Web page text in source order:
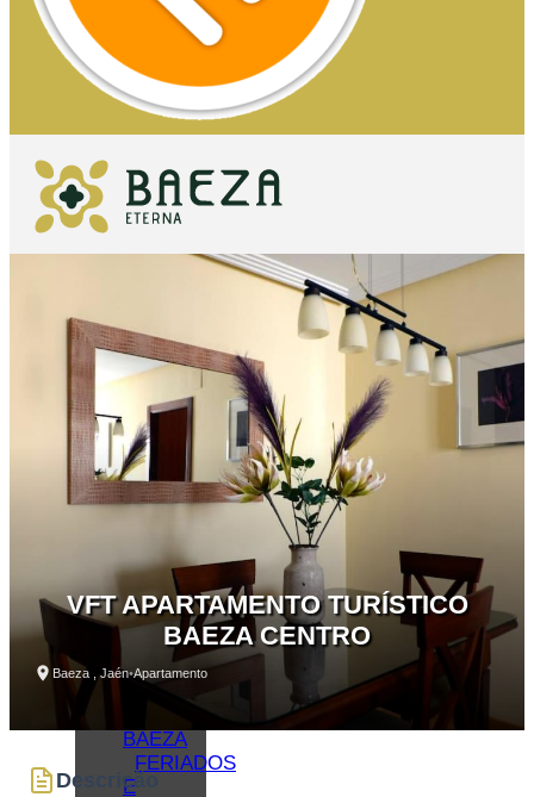
IMPRESCINDÍVEIS
O QUE
VER –
MONUMENTOS
MUSEUS
O QUE
VER –
LAGUNA
VISITAS
VIRTUAIS
ROTAS
E GUIAS
MONUMENTAIS
OLEOTURISMO
BAEZA
FERIADOS
E
VFT APARTAMENTO TURÍSTICO
BAEZA CENTRO
Baeza , Jaén•Apartamento
Descrição